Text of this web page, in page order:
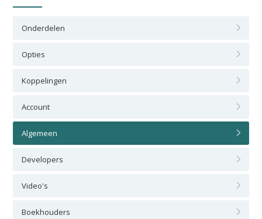
Onderdelen
Opties
Koppelingen
Account
Algemeen
Developers
Video's
Boekhouders